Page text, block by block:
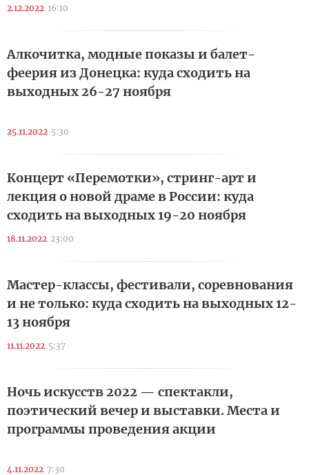
2.12.2022 16:10
Алкочитка, модные показы и балет-
феерия из Донецка: куда сходить на
выходных 26-27 ноября
25.11.2022 5:30
Концерт «Перемотки», стринг-арт и
лекция о новой драме в России: куда
сходить на выходных 19-20 ноября
18.11.2022 23:00
Мастер-классы, фестивали, соревнования
и не только: куда сходить на выходных 12-
13 ноября
11.11.2022 5:37
Ночь искусств 2022 — спектакли,
поэтический вечер и выставки. Места и
программы проведения акции
4.11.2022 7:30